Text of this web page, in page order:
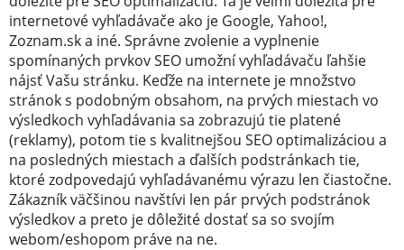
internetové vyhľadávače ako je Google, Yahoo!,
Zoznam.sk a iné. Správne zvolenie a vyplnenie
spomínaných prvkov SEO umožní vyhľadávaču ľahšie
nájsť Vašu stránku. Keďže na internete je množstvo
stránok s podobným obsahom, na prvých miestach vo
výsledkoch vyhľadávania sa zobrazujú tie platené
(reklamy), potom tie s kvalitnejšou SEO optimalizáciou a
na posledných miestach a ďalších podstránkach tie,
ktoré zodpovedajú vyhľadávanému výrazu len čiastočne.
Zákazník väčšinou navštívi len pár prvých podstránok
výsledkov a preto je dôležité dostať sa so svojím
webom/eshopom práve na ne.